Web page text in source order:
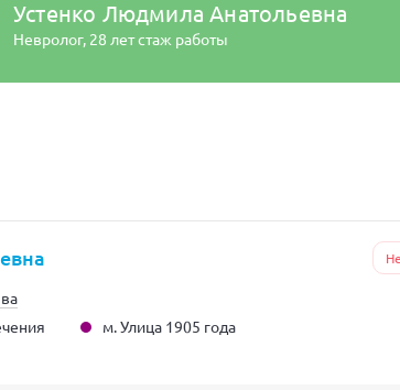
Устенко Людмила Анатольевна
Невролог, 28 лет стаж работы
м. Улица 1905 года